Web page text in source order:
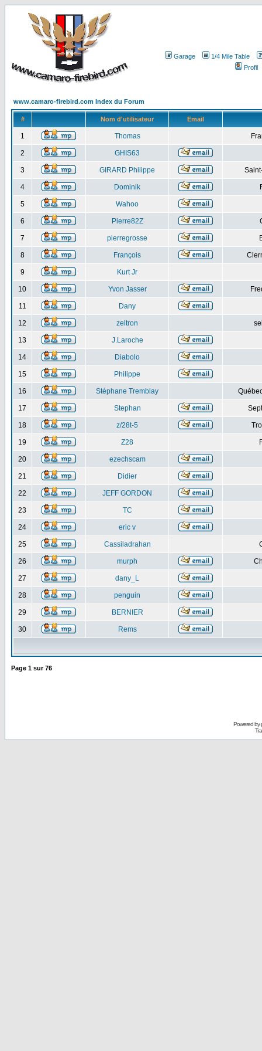
Garage
1/4 Mile Table
Profil
www.camaro-firebird.com Index du Forum
# Nom d'utilisateur Email
1 Thomas
2 GHIS63
3 GIRARD Philippe
4 Dominik
5 Wahoo
6 Pierre82Z
7 pierregrosse
8 François
9 Kurt Jr
10 Yvon Jasser
11 Dany
12 zeltron
13 J.Laroche
14 Diabolo
15 Philippe
16 Stéphane Tremblay
17 Stephan
18 z/28t-5
19 Z28
20 ezechscam
21 Didier
22 JEFF GORDON
23 TC
24 eric v
25 Cassiladrahan
26 murph
27 dany_L
28 penguin
29 BERNIER
30 Rems
Page 1 sur76
Powered by